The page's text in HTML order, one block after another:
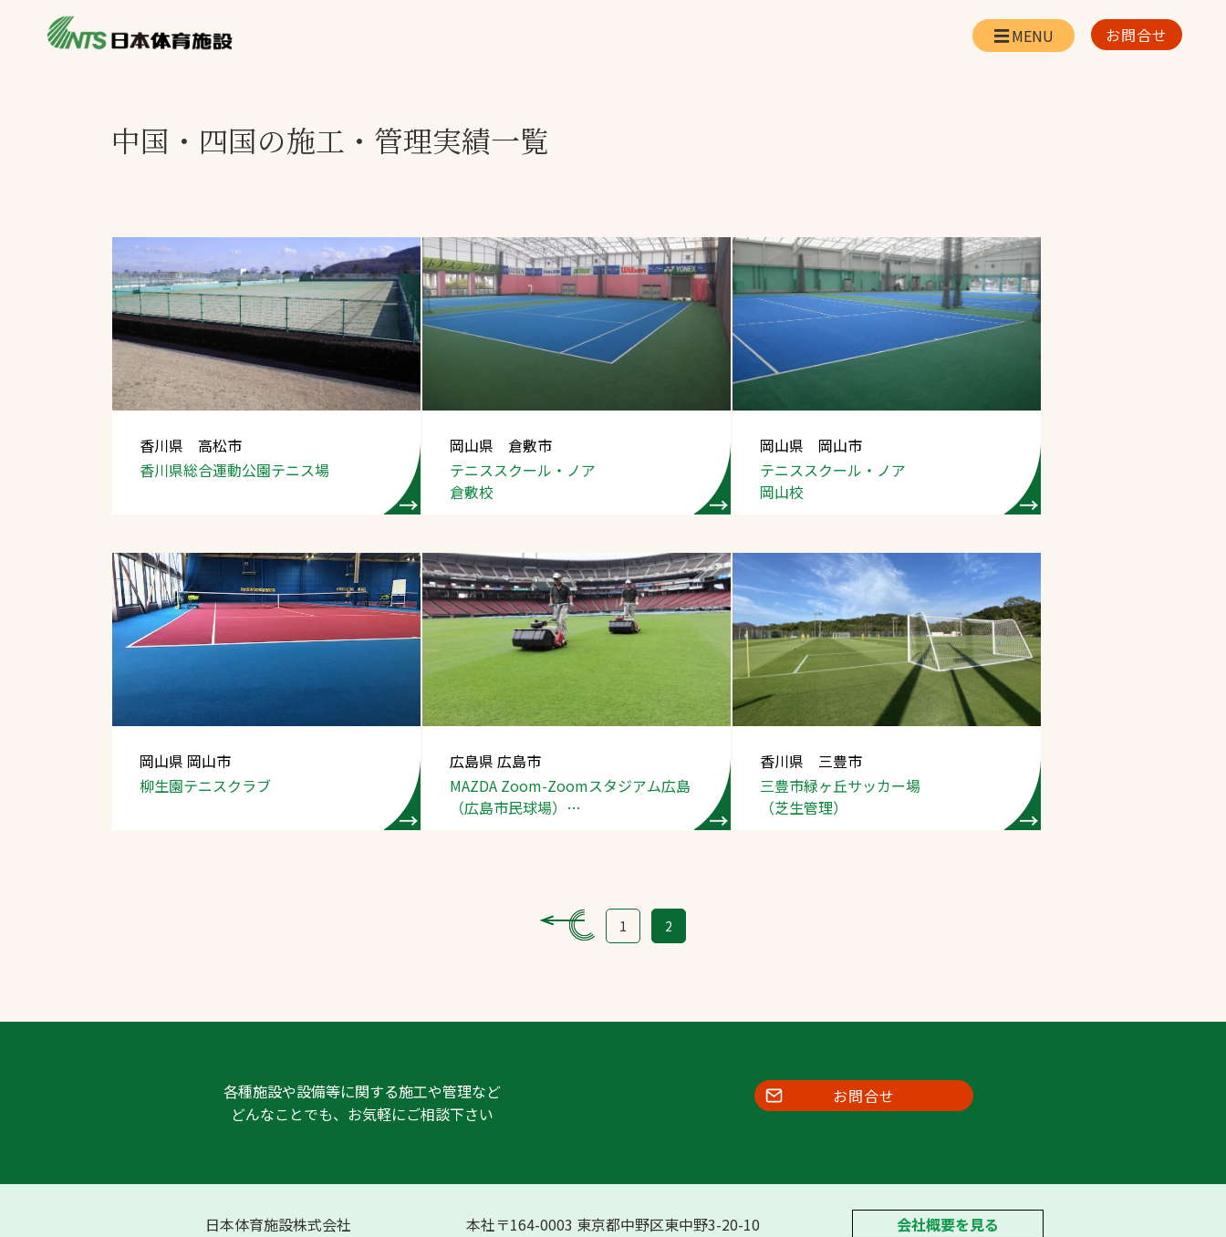
ニュース
施設別カテゴリー
熱中症対策ミスト
投てき実施可能な人
工芝
環境対応ウレタン
技術別カテゴリー
人工芝舗装
クレイ（土）舗装
防球設備
施設管理
生）
ぬかるみ・凍結対策
飛散・流出防止対策
施工・管理実績一覧
日本体育施設の歩み
アスリートパートナ
ー
ー
ソーシャルメディア
文字の見えづらさや操作にお困りの方へ 検索
お問合せ
中国・四国の施工・管理実績一覧
香川県 高松市
香川県総合運動公園テニス場
岡山県 倉敷市
テニススクール・ノア
倉敷校
岡山県 岡山市
テニススクール・ノア
岡山校
岡山県 岡山市
柳生園テニスクラブ
広島県 広島市
MAZDA Zoom-Zoomスタジアム広島
（広島市民球場）
香川県 三豊市
三豊市緑ヶ丘サッカー場
（芝生管理）
1 2
各種施設や設備等に関する施工や管理など
どんなことでも、お気軽にご相談下さい
お問合せ
日本体育施設株式会社 本社〒164-0003 東京都中野区東中野3-20-10 会社概要を見る